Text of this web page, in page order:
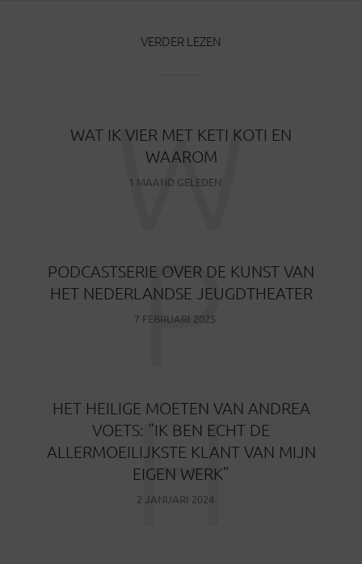
VERDER LEZEN
WAT IK VIER MET KETI KOTI EN
WAAROM
1 MAAND GELEDEN
W
PODCASTSERIE OVER DE KUNST VAN
HET NEDERLANDSE JEUGDTHEATER
7 FEBRUARI 2025
P
HET HEILIGE MOETEN VAN ANDREA
VOETS: “IK BEN ECHT DE
ALLERMOEILIJKSTE KLANT VAN MIJN
EIGEN WERK”
2 JANUARI 2024
H